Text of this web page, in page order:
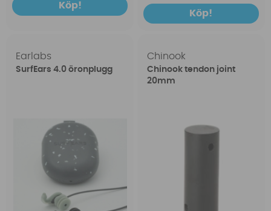
Köp!
Köp!
Earlabs
SurfEars 4.0 öronplugg
Chinook
Chinook tendon joint
20mm